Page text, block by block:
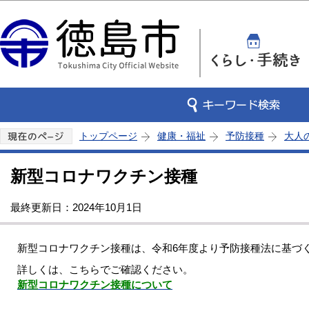
トップページ 健康・福祉 予防接種 大人
新型コロナワクチン接種
最終更新日：2024年10月1日
新型コロナワクチン接種は、令和6年度より予防接種法に基づ
詳しくは、こちらでご確認ください。
新型コロナワクチン接種について